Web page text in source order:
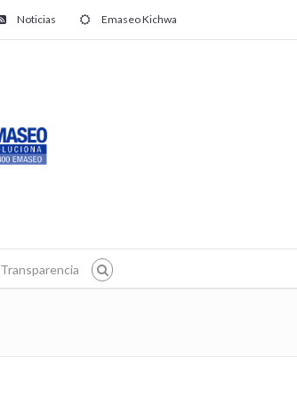
Noticias Emaseo Kichwa
Transparencia